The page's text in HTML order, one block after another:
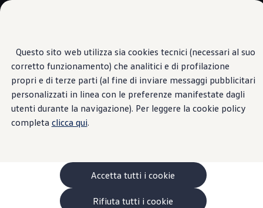
Questo sito web utilizza sia cookies tecnici (necessari al suo
corretto funzionamento) che analitici e di profilazione
propri e di terze parti (al fine di inviare messaggi pubblicitari
personalizzati in linea con le preferenze manifestate dagli
utenti durante la navigazione). Per leggere la cookie policy
completa clicca qui.
Accetta tutti i cookie
Rifiuta tutti i cookie
Passa ai
contenuti
principali
Passa
a
fondo
pagina
VanLife
Pick-up
Veicoli Commerciali Elettrici
Van
Modelli precedenti
Confronta i modelli
Configurazioni salvate
Volkswagen Auto
Acquista il tuo Veicolo Volkswagen
Ecoincentivi Volkswagen
5 Plus
Usato Certificato
Garanzia Usato
Sistema di comando vocale
Obbedisce
parola
Il sistema di comando vocale
, disponibile a richiesta,